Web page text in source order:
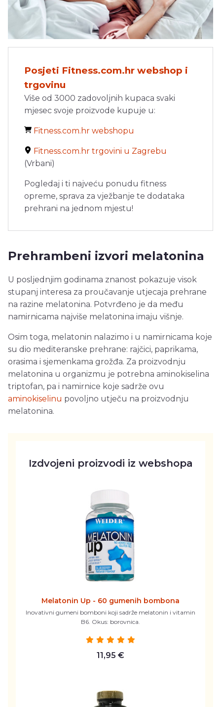
Posjeti Fitness.com.hr webshop i
trgovinu
Više od 3000 zadovoljnih kupaca svaki
mjesec svoje proizvode kupuje u:
Fitness.com.hr webshopu
Fitness.com.hr trgovini u Zagrebu
(Vrbani)
Pogledaj i ti najveću ponudu fitness
opreme, sprava za vježbanje te dodataka
prehrani na jednom mjestu!
Prehrambeni izvori melatonina
U posljednjim godinama znanost pokazuje visok
stupanj interesa za proučavanje utjecaja prehrane
na razine melatonina. Potvrđeno je da među
namirnicama najviše melatonina imaju višnje.
Osim toga, melatonin nalazimo i u namirnicama koje
su dio mediteranske prehrane: rajčici, paprikama,
orasima i sjemenkama grožđa. Za proizvodnju
melatonina u organizmu je potrebna aminokiselina
triptofan, pa i namirnice koje sadrže ovu
aminokiselinu povoljno utječu na proizvodnju
melatonina.
Izdvojeni proizvodi iz webshopa
Melatonin Up - 60 gumenih bombona
Inovativni gumeni bomboni koji sadrže melatonin i vitamin
B6. Okus: borovnica.
11,95 €